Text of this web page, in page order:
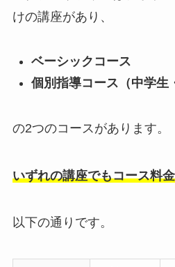
けの講座があり、
ベーシックコース
個別指導コース（中学生
の2つのコースがあります。
いずれの講座でもコース料
以下の通りです。